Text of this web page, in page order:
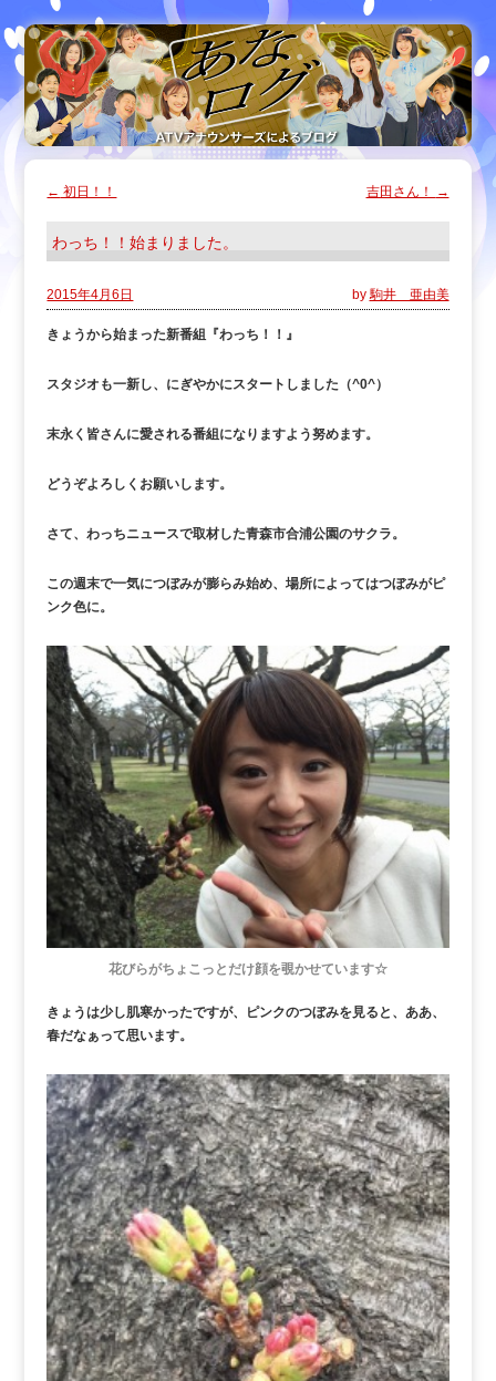
← 初日！！ 吉田さん！ →
わっち！！始まりました。
2015年4月6日 by駒井 亜由美
きょうから始まった新番組『わっち！！』
スタジオも一新し、にぎやかにスタートしました（^0^）
末永く皆さんに愛される番組になりますよう努めます。
どうぞよろしくお願いします。
さて、わっちニュースで取材した青森市合浦公園のサクラ。
この週末で一気につぼみが膨らみ始め、場所によってはつぼみがピ
ンク色に。
花びらがちょこっとだけ顔を覗かせています☆
きょうは少し肌寒かったですが、ピンクのつぼみを見ると、ああ、
春だなぁって思います。